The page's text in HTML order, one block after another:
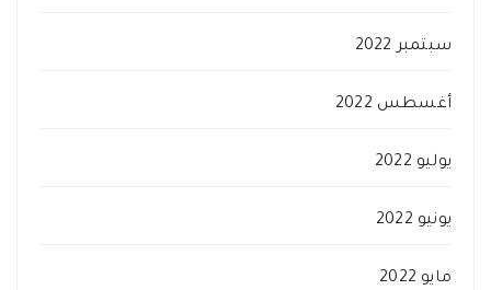
سبتمبر 2022
أغسطس 2022
يوليو 2022
يونيو 2022
مايو 2022